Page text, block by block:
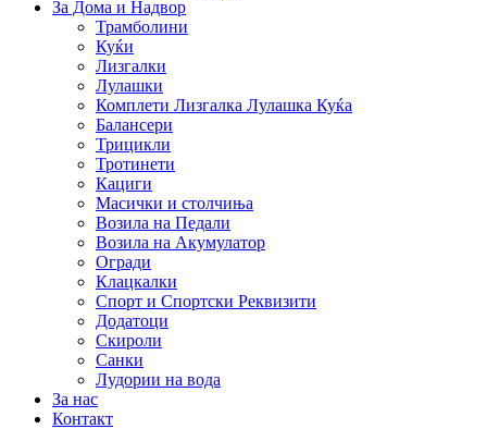
За Дома и Надвор
Трамболини
Куќи
Лизгалки
Лулашки
Комплети Лизгалка Лулашка Куќа
Балансери
Трицикли
Тротинети
Кациги
Mасички и столчиња
Возила на Педали
Возила на Акумулатор
Огради
Клацкалки
Спорт и Спортски Реквизити
Додатоци
Скироли
Санки
Лудории на вода
За нас
Контакт